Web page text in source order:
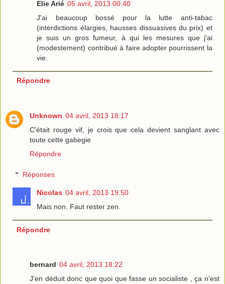
Elie Arié 05 avril, 2013 00:40
J'ai beaucoup bossé pour la lutte anti-tabac
(interdictions élargies, hausses dissuasives du prix) et
je suis un gros fumeur, à qui les mesures que j'ai
(modestement) contribué à faire adopter pourrissent la
vie.
Répondre
Unknown 04 avril, 2013 18:17
C'était rouge vif, je crois que cela devient sanglant avec
toute cette gabegie
Répondre
Réponses
Nicolas 04 avril, 2013 19:50
Mais non. Faut rester zen.
Répondre
bernard 04 avril, 2013 18:22
J'en déduit donc que quoi que fasse un socialiste , ça n'est